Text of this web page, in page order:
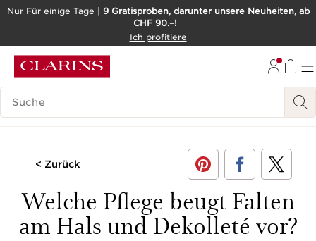
BARRIEREFREIHEITSWERKZEUG
Nur Für einige Tage | 9 Gratisproben, darunter unsere Neuheiten, ab
CHF 90.–!
Ich profitiere
LEGENDE SUCHEN
< Zurück
Welche Pflege beugt Falten
am Hals und Dekolleté vor?